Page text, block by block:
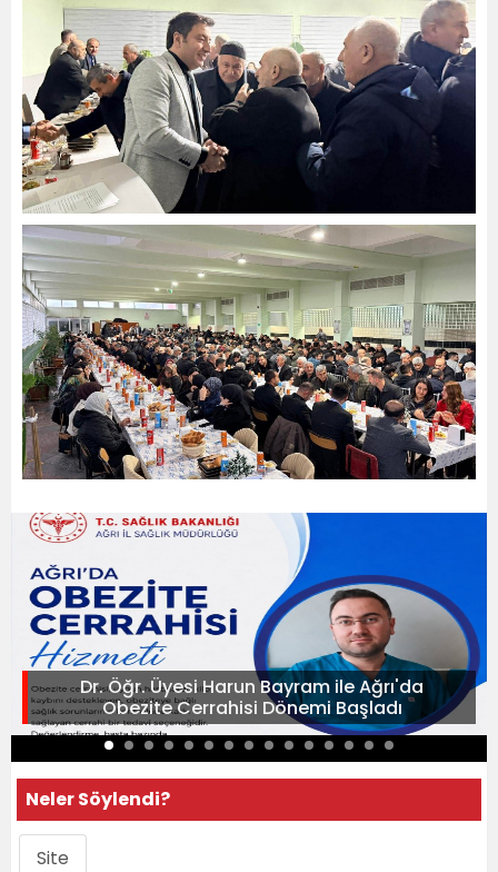
Dr. Öğr. Üyesi Harun Bayram ile Ağrı'da
Obezite Cerrahisi Dönemi Başladı
Neler Söylendi?
Site